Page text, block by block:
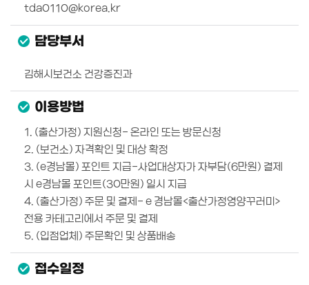
tda0110@korea.kr
담당부서
김해시보건소 건강증진과
이용방법
1. (출산가정) 지원신청- 온라인 또는 방문신청
2. (보건소) 자격확인 및 대상 확정
3. (e경남몰) 포인트 지급-사업대상자가 자부담(6만원) 결제
시 e경남몰 포인트(30만원) 일시 지급
4. (출산가정) 주문 및 결제- e 경남몰<출산가정영양꾸러미>
전용 카테고리에서 주문 및 결제
5. (입점업체) 주문확인 및 상품배송
접수일정